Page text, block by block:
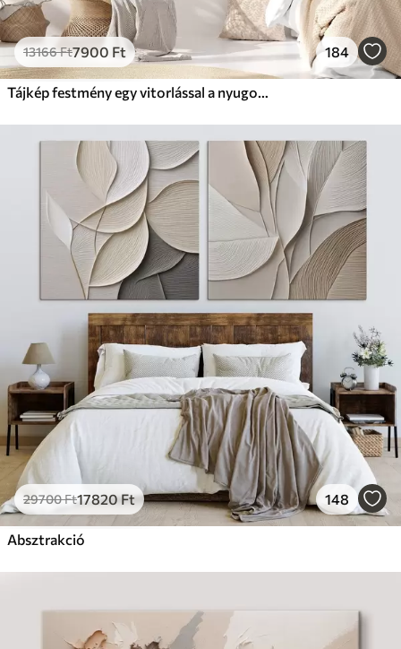
13166Ft7900 Ft 184
Tájkép festmény egy vitorlással a nyugodt tengeren, narancssárga és sárga égbolt, távoli hegyek
29700Ft17820Ft 148
Absztrakció